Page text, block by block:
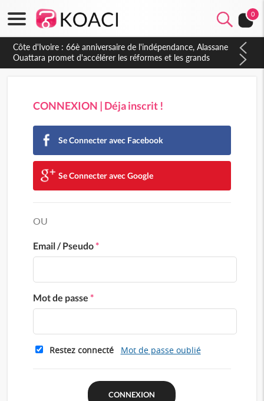
0
CONNEXION | Déja inscrit !
Se Connecter avec Facebook
Se Connecter avec Google
OU
Email / Pseudo*
Mot de passe *
Restez connecté Mot de passe oublié